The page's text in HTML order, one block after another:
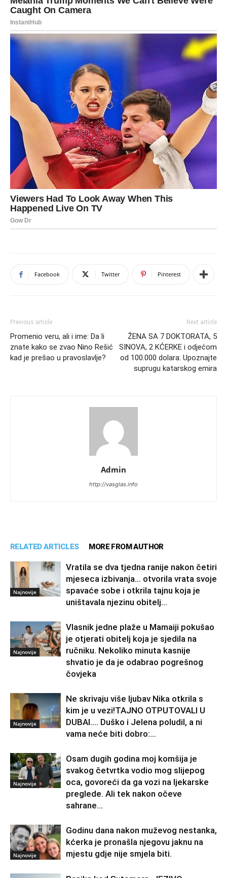
Facebook Twitter Pinterest
Previous article
Promenio veru, ali i ime: Da li
znate kako se zvao Nino Rešić
kad je prešao u pravoslavlje?
Next article
ŽENA SA 7 DOKTORATA, 5
SINOVA, 2 KĆERKE i odjećom
od 100.000 dolara: Upoznajte
suprugu katarskog emira
Admin
http://vasglas.info
RELATED ARTICLES MORE FROM AUTHOR
Najnovije
Vratila se dva tjedna ranije nakon četiri
mjeseca izbivanja… otvorila vrata svoje
spavaće sobe i otkrila tajnu koja je
uništavala njezinu obitelj…
Najnovije
Vlasnik jedne plaže u Mamaiji pokušao
je otjerati obitelj koja je sjedila na
ručniku. Nekoliko minuta kasnije
shvatio je da je odabrao pogrešnog
čovjeka
Najnovije
Ne skrivaju više ljubav Nika otkrila s
kim je u vezi!TAJNO OTPUTOVALI U
DUBAI…. Duško i Jelena poludil, a ni
vama neće biti dobro:...
Najnovije
Osam dugih godina moj komšija je
svakog četvrtka vodio mog slijepog
oca, govoreći da ga vozi na ljekarske
preglede. Ali tek nakon očeve
sahrane...
Najnovije
Godinu dana nakon muževog nestanka,
kćerka je pronašla njegovu jaknu na
mjestu gdje nije smjela biti.